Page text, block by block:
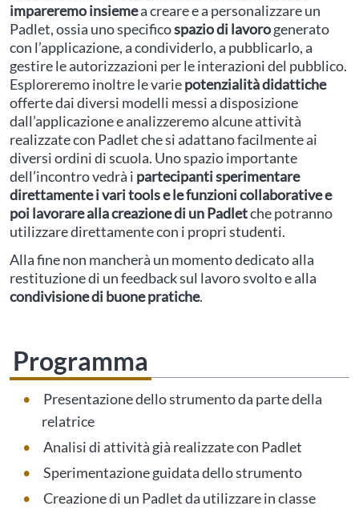
impareremo insiemea creare e a personalizzare un
Padlet, ossia uno specificospazio di lavorogenerato
con l’applicazione, a condividerlo, a pubblicarlo, a
gestire le autorizzazioni per le interazioni del pubblico.
Esploreremo inoltre le variepotenzialità didattiche
offerte dai diversi modelli messi a disposizione
dall’applicazione e analizzeremo alcune attività
realizzate con Padlet che si adattano facilmente ai
diversi ordini di scuola. Uno spazio importante
dell’incontro vedrà i partecipanti sperimentare
direttamente i vari tools e le funzioni collaborative e
poi lavorare alla creazione di un Padletche potranno
utilizzare direttamente con i propri studenti.
Alla fine non mancherà un momento dedicato alla
restituzione di un feedback sul lavoro svolto e alla
condivisione di buone pratiche.
Programma
Presentazione dello strumento da parte della
relatrice
Analisi di attività già realizzate con Padlet
Sperimentazione guidata dello strumento
Creazione di un Padlet da utilizzare in classe